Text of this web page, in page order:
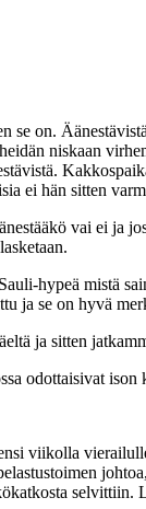
on.
niskaan
ei hän sitten
vai ei ja
hypeä mistä
ja se on hyvä
ja sitten
odottaisivat
viikolla
selvittiin.